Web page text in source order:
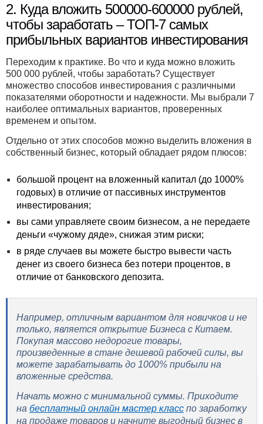
2. Куда вложить 500000-600000 рублей,
чтобы заработать – ТОП-7 самых
прибыльных вариантов инвестирования
Переходим к практике. Во что и куда можно вложить
500 000 рублей, чтобы заработать? Существует
множество способов инвестирования с различными
показателями оборотности и надежности. Мы выбрали 7
наиболее оптимальных вариантов, проверенных
временем и опытом.
Отдельно от этих способов можно выделить вложения в
собственный бизнес, который обладает рядом плюсов:
большой процент на вложенный капитал (до 1000%
годовых) в отличие от пассивных инструментов
инвестирования;
вы сами управляете своим бизнесом, а не передаете
деньги «чужому дяде», снижая этим риски;
в ряде случаев вы можете быстро вывести часть
денег из своего бизнеса без потери процентов, в
отличие от банковского депозита.
Например, отличным вариантом для новичков и не
только, является открытие Бизнеса с Китаем.
Покупая массово недорогие товары,
произведенные в стане дешевой рабочей силы, вы
можете зарабатывать до 1000% прибыли на
вложенные средства.
Начать можно с минимальной суммы. Приходите
на бесплатный онлайн мастер класс по заработку
на продаже товаров и начните выгодный бизнес в